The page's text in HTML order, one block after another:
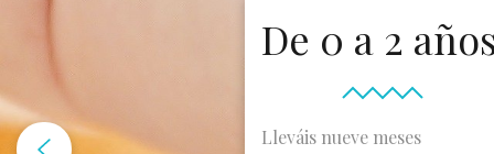
De 0 a 2
Lleváis nueve meses